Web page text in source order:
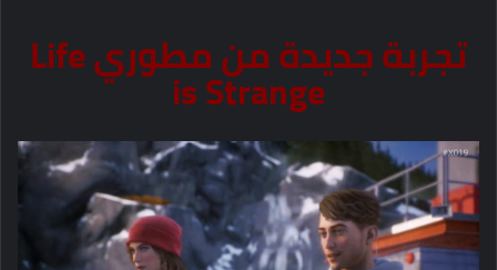
تجربة جديدة من مطوري Life
is Strange